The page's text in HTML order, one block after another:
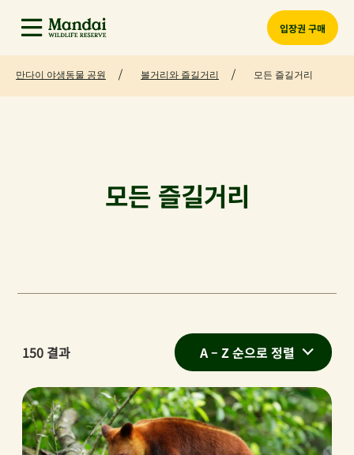
입장권 구매
만다이 야생동물 공원 볼거리와 즐길거리 모든 즐길거리
모든 즐길거리
150 결과 A – Z 순으로 정렬